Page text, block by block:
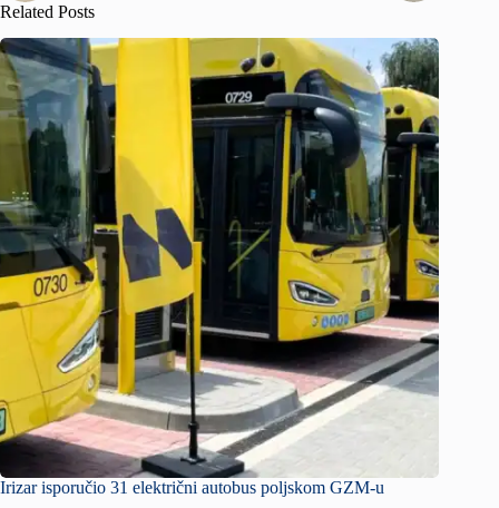
Related Posts
Irizar isporučio 31 električni autobus poljskom GZM-u